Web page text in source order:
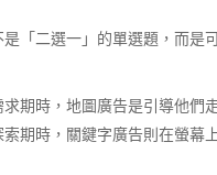
「二選一」的單選題，而
期時，地圖廣告是引導他們
期時，關鍵字廣告則在螢幕